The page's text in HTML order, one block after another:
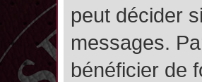
peut décider
messages.
bénéficier de